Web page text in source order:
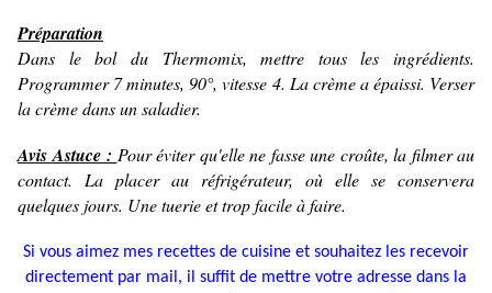
Préparation
Dans le bol du Thermomix, mettre tous les ingrédients.
Programmer 7 minutes, 90°, vitesse 4. La crème a épaissi. Verser
la crème dans un saladier.
Avis Astuce : Pour éviter qu'elle ne fasse une croûte, la filmer au
contact. La placer au réfrigérateur, où elle se conservera
quelques jours. Une tuerie et trop facile à faire.
Si vous aimez mes recettes de cuisine et souhaitez les recevoir
directement par mail, il suffit de mettre votre adresse dans la